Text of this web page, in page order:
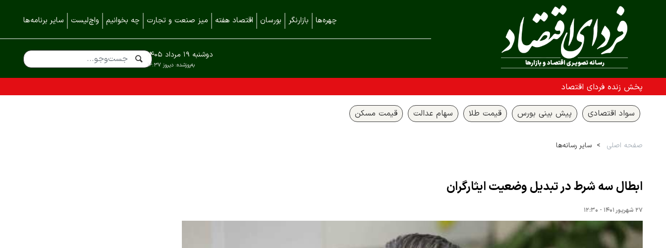
چهره‌ها بازارنگر بورسان اقتصاد هفته میز صنعت و تجارت چه بخوانیم واچ‌لیست سایر برنامه‌ها
به‌روزشده: دیروز ۱۶:۳۷
دوشنبه ۱۹ مرداد ۱۴۰۵
پخش زنده فردای اقتصاد
سواد اقتصادی پیش بینی بورس قیمت طلا سهام عدالت قیمت مسکن
صفحه اصلی سایر رسانه‌ها
ابطال سه شرط در تبدیل وضعیت ایثارگران
۲۷ شهریور ۱۴۰۱ - ۱۲:۳۰